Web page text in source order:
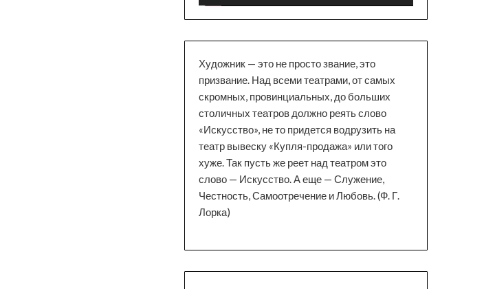
Художник — это не просто звание, это
призвание. Над всеми театрами, от самых
скромных, провинциальных, до больших
столичных театров должно реять слово
«Искусство», не то придется водрузить на
театр вывеску «Купля-продажа» или того
хуже. Так пусть же реет над театром это
слово — Искусство. А еще — Служение,
Честность, Самоотречение и Любовь. (Ф. Г.
Лорка)